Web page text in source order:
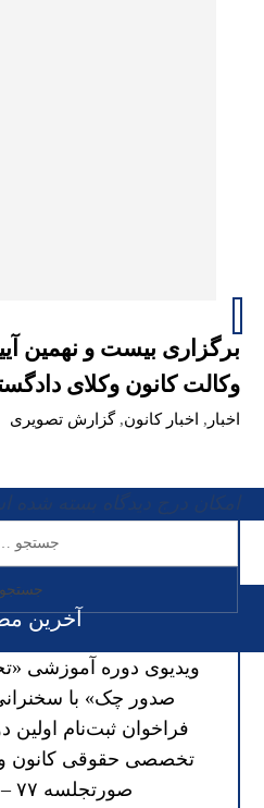
برگزاری بیست و نهمین
وکالت کانون وکلای
اخبار , اخبار کانون,گزارش تصویری
آخرین
صدور چک» با
فراخوان ثبت‌نام اولین
تخصصی حقوقی کانون
صورتجلسه ۷۷ – دوره سیزدهم